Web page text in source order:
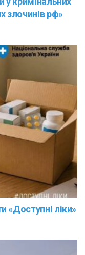
злочинів рф»
«Доступні ліки»